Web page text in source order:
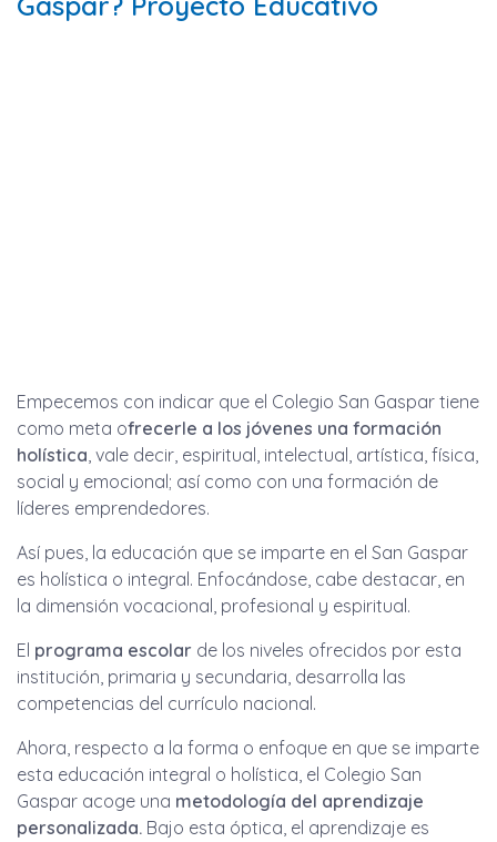
Empecemos con indicar que el Colegio San Gaspar tiene
como meta ofrecerle a los jóvenes una formación
holística, vale decir, espiritual, intelectual, artística, física,
social y emocional; así como con una formación de
líderes emprendedores.
Así pues, la educación que se imparte en el San Gaspar
es holística o integral. Enfocándose, cabe destacar, en
la dimensión vocacional, profesional y espiritual.
El programa escolar de los niveles ofrecidos por esta
institución, primaria y secundaria, desarrolla las
competencias del currículo nacional.
Ahora, respecto a la forma o enfoque en que se imparte
esta educación integral o holística, el Colegio San
Gaspar acoge una metodología del aprendizaje
personalizada. Bajo esta óptica, el aprendizaje es